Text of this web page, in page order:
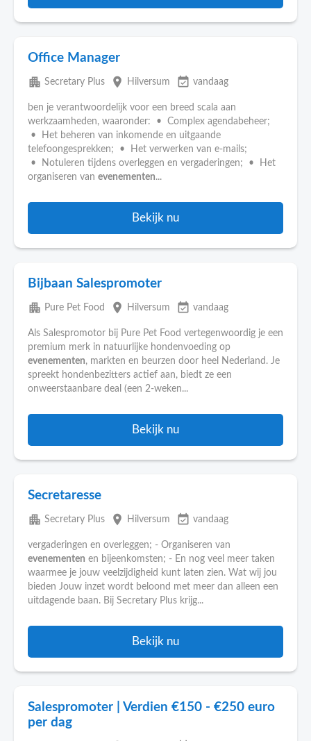
Office Manager
apartment Secretary Plus place Hilversum event_available vandaag
ben je verantwoordelijk voor een breed scala aan
werkzaamheden, waaronder: • Complex agendabeheer;
• Het beheren van inkomende en uitgaande
telefoongesprekken; • Het verwerken van e-mails;
• Notuleren tijdens overleggen en vergaderingen; • Het
organiseren van evenementen...
Bekijk nu
Bijbaan Salespromoter
apartment Pure Pet Food place Hilversum event_available vandaag
Als Salespromotor bij Pure Pet Food vertegenwoordig je een
premium merk in natuurlijke hondenvoeding op
evenementen, markten en beurzen door heel Nederland. Je
spreekt hondenbezitters actief aan, biedt ze een
onweerstaanbare deal (een 2-weken...
Bekijk nu
Secretaresse
apartment Secretary Plus place Hilversum event_available vandaag
vergaderingen en overleggen; - Organiseren van
evenementen en bijeenkomsten; - En nog veel meer taken
waarmee je jouw veelzijdigheid kunt laten zien. Wat wij jou
bieden Jouw inzet wordt beloond met meer dan alleen een
uitdagende baan. Bij Secretary Plus krijg...
Bekijk nu
Salespromoter | Verdien €150 - €250 euro
per dag